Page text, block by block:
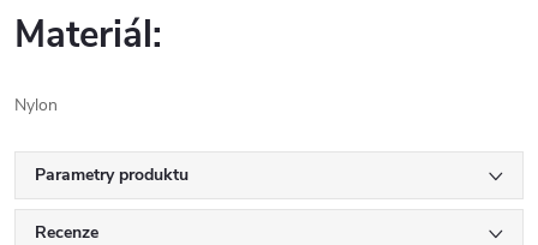
Materiál:
Nylon
Parametry produktu
Recenze